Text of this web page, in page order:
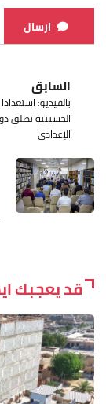
ارسال
السابق
بالفيديو:
الحسينية تطلق
الإعدادي
قد يعجبك